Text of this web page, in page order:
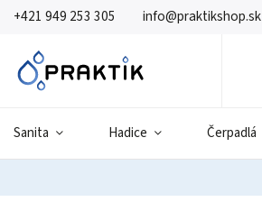
+421 949 253 305 info@praktikshop.sk
Sanita Hadice Čerpadlá